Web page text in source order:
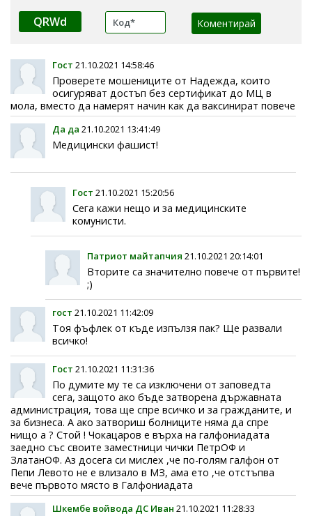
QRWd
Гост 21.10.2021 14:58:46
Проверете мошениците от Надежда, които
осигуряват достъп без сертификат до МЦ в
мола, вместо да намерят начин как да ваксинират повече
Да да 21.10.2021 13:41:49
Медицински фашист!
Гост 21.10.2021 15:20:56
Сега кажи нещо и за медицинските
комунисти.
Патриот майтапчия 21.10.2021 20:14:01
Вторите са значително повече от първите!
;)
гост 21.10.2021 11:42:09
Тоя фъфлек от къде изпълзя пак? Ще развали
всичко!
Гост 21.10.2021 11:31:36
По думите му те са изключени от заповедта
сега, защото ако бъде затворена държавната
администрация, това ще спре всичко и за гражданите, и
за бизнеса. А ако затвориш болниците няма да спре
нищо а ? Стой ! Чокацаров е върха на галфониадата
заедно със своите заместници чички ПетрОФ и
ЗлатанОФ. Аз досега си мислех ,че по-голям галфон от
Пепи Левото не е влизало в МЗ, ама ето ,че отстъпва
вече първото място в Галфониадата
Шкембе войвода ДС Иван 21.10.2021 11:28:33